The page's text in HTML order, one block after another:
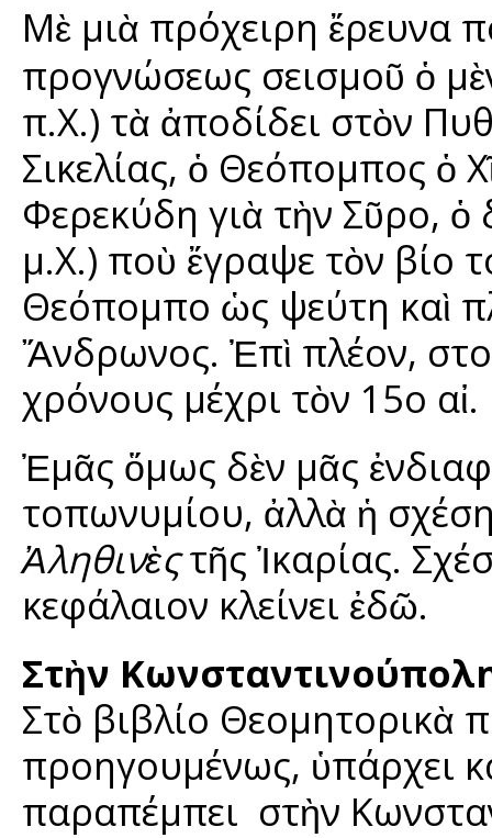
Μὲ μιὰ πρόχειρη ἔρευνα
προγνώσεως σεισμοῦ ὁ
π.Χ.) τὰ ἀποδίδει στὸν
Σικελίας, ὁ Θεόπομπος ὁ
Φερεκύδη γιὰ τὴν Σῦρο,
μ.Χ.) ποὺ ἔγραψε τὸν βίο
Θεόπομπο ὡς ψεύτη καὶ
Ἄνδρωνος. Ἐπὶ πλέον,
χρόνους μέχρι τὸν 15ο
Ἐμᾶς ὅμως δὲν μᾶς
τοπωνυμίου, ἀλλὰ ἡ
Ἀληθινὲςτῆς Ἰκαρίας.
κεφάλαιον κλείνει ἐδῶ.
Στὴν
Στὸ βιβλίο
προηγουμένως, ὑπάρχει
παραπέμπει στὴν